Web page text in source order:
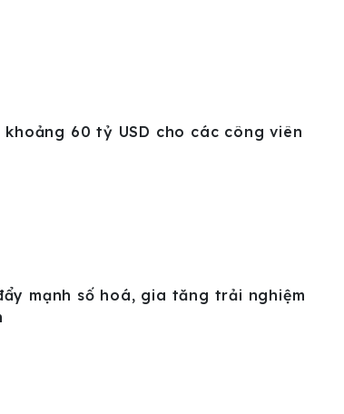
khoảng 60 tỷ USD cho các công viên
mạnh số hoá, gia tăng trải nghiệm